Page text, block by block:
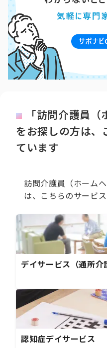
「訪問介護員（
をお探しの方は、
ています
訪問介護員（ホーム
は、こちらのサービ
デイサービス（通所介
認知症デイサービス